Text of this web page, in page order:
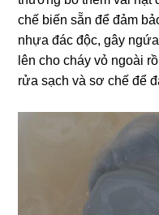
chế biến sẵn để đảm
nhựa đác độc, gây
lên cho cháy vỏ ngoài
rửa sạch và sơ chế để